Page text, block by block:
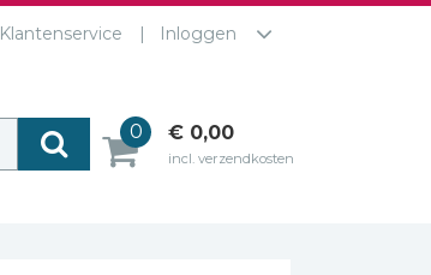
Klantenservice Inloggen
0 € 0,00
incl. verzendkosten